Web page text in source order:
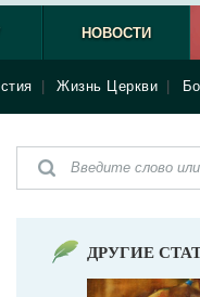
Жизнь Церкви
НОВОСТИ
ДРУГИЕ